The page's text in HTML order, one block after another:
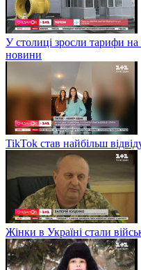
У столиці зросли тарифи
новини
TikTok став найбільш
Жінки в Україні стали